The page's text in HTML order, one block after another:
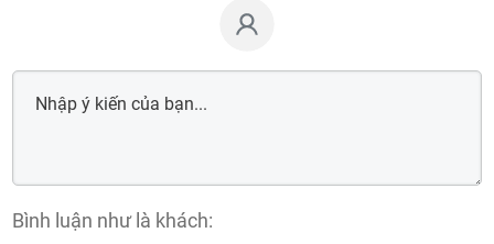
Bình luận như là khách: